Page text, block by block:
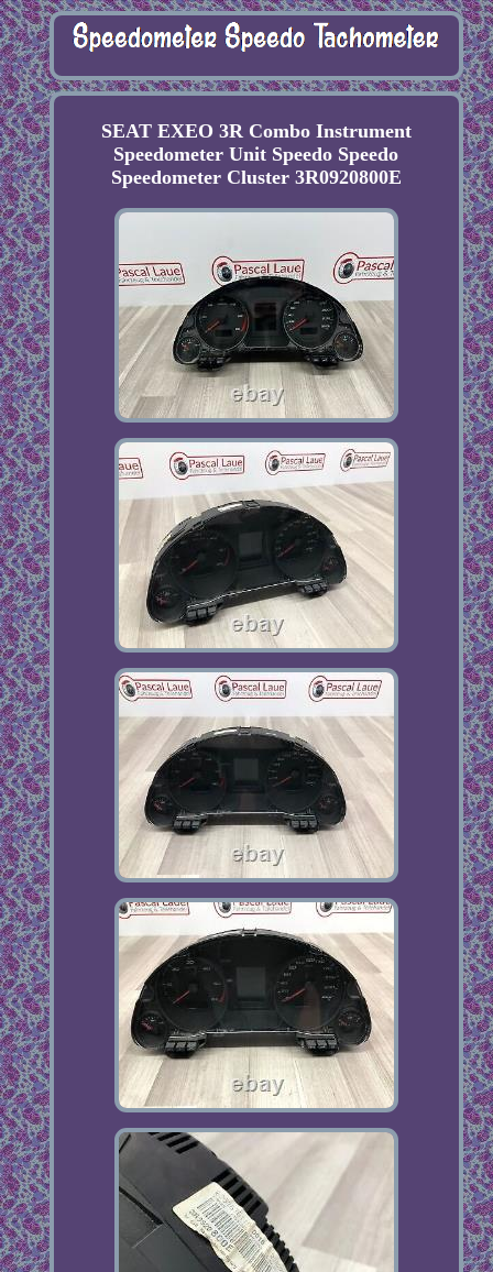
SEAT EXEO 3R Combo Instrument
Speedometer Unit Speedo Speedo
Speedometer Cluster 3R0920800E